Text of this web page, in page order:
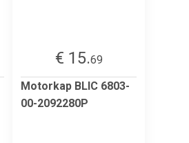
€ 15.69
Motorkap BLIC 6803-
00-2092280P